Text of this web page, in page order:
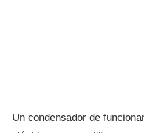
Un condensador de